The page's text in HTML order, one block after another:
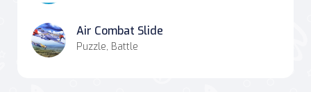
Air Combat Slide
Puzzle, Battle